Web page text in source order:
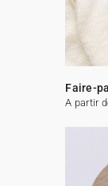
Faire-
A partir